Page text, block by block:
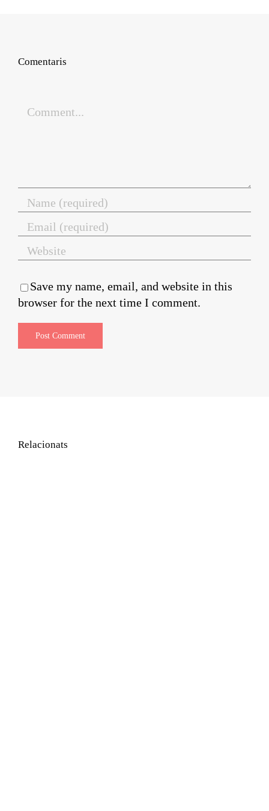
Comentaris
Comment
Save my name, email, and website in this
browser for the next time I comment.
Relacionats